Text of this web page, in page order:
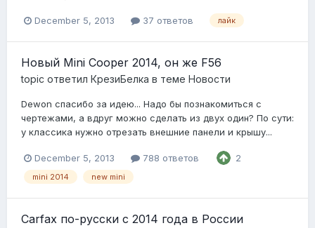
December 5, 2013 37 ответов лайк
Новый Mini Cooper 2014, он же F56
topic ответил КрезиБелка в теме Новости
Dewon спасибо за идею... Надо бы познакомиться с
чертежами, а вдруг можно сделать из двух один? По сути:
у классика нужно отрезать внешние панели и крышу...
December 5, 2013 788 ответов 2
mini 2014 new mini
Carfax по-русски с 2014 года в России